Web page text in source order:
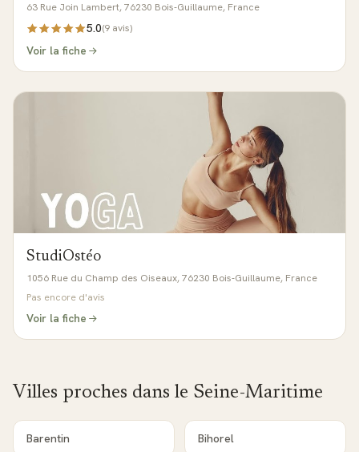
63 Rue Join Lambert, 76230 Bois-Guillaume, France
5.0(9 avis)
Voir la fiche
StudiOstéo
1056 Rue du Champ des Oiseaux, 76230 Bois-Guillaume, France
Pas encore d'avis
Voir la fiche
Villes proches dans le Seine-Maritime
Barentin Bihorel